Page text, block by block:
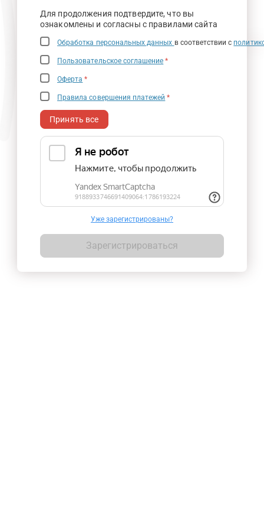
Для продолжения подтвердите, что вы
ознакомлены и согласны с правилами сайта
Обработка персональных данных в соответствии с
Пользовательское соглашение *
Оферта *
Правила совершения платежей *
Принять все
Уже зарегистрированы?
Зарегистрироваться